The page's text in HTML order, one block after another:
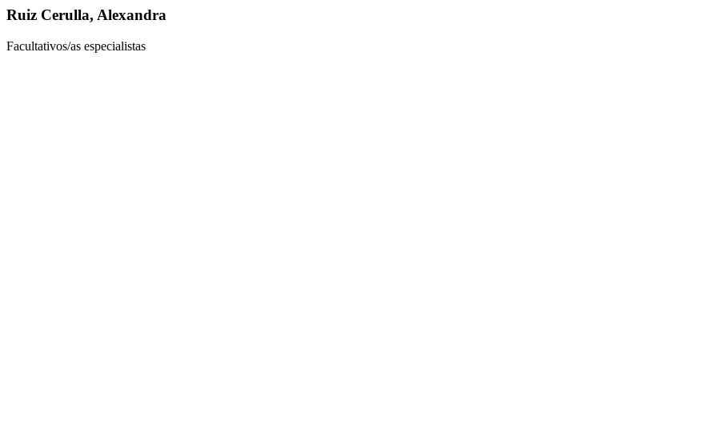
Ruiz Cerulla, Alexandra
Facultativos/as especialistas